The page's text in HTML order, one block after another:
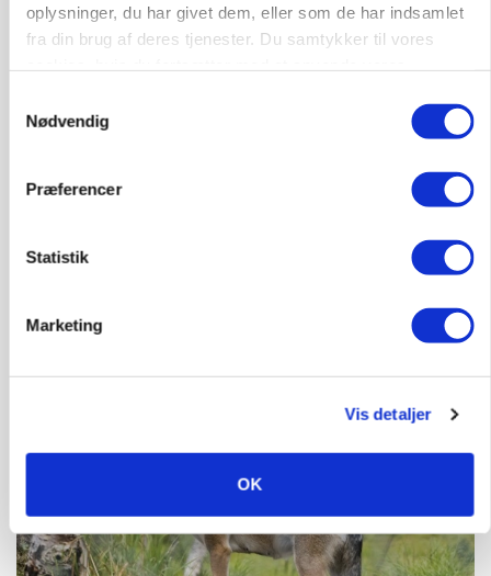
oplysninger, du har givet dem, eller som de har indsamlet
fra din brug af deres tjenester. Du samtykker til vores
Nødvendig
Præferencer
Statistik
Marketing
Vis detaljer
OK
Uændret notering: Spæde lyspunkter i fortsat